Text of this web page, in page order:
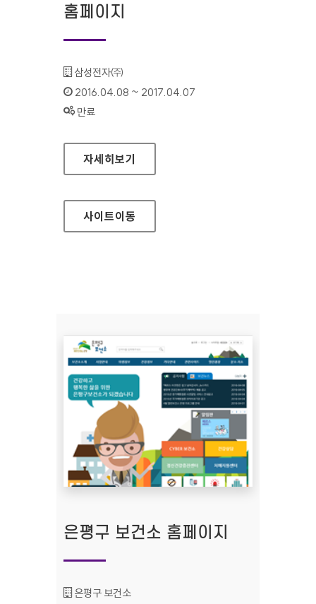
홈페이지
기관명 :
삼성전자㈜
인증기간 :
2016.04.08 ~ 2017.04.07
상태 :
만료
삼성전자 윤리경영 대표 홈페이지
자세히보기
사이트이동
은평구 보건소 홈페이지
기관명 :
은평구 보건소